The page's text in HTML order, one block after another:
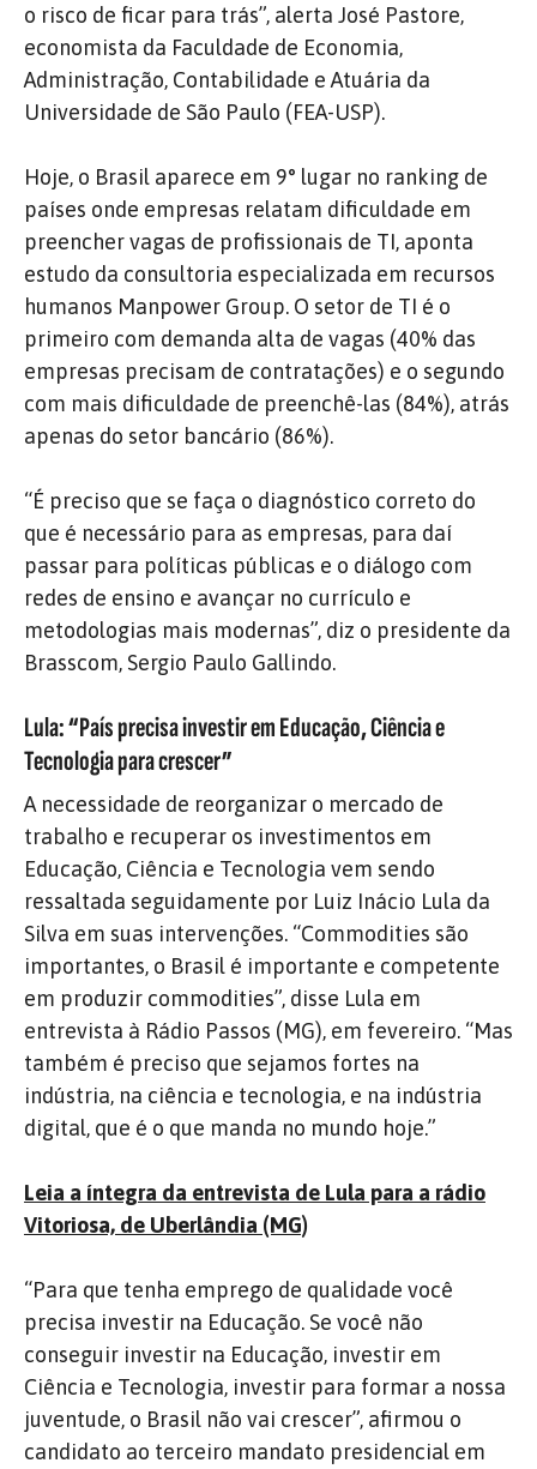
o risco de ficar para trás”, alerta José Pastore,
economista da Faculdade de Economia,
Administração, Contabilidade e Atuária da
Universidade de São Paulo (FEA-USP).
Hoje, o Brasil aparece em 9° lugar no ranking de
países onde empresas relatam dificuldade em
preencher vagas de profissionais de TI, aponta
estudo da consultoria especializada em recursos
humanos Manpower Group. O setor de TI é o
primeiro com demanda alta de vagas (40% das
empresas precisam de contratações) e o segundo
com mais dificuldade de preenchê-las (84%), atrás
apenas do setor bancário (86%).
“É preciso que se faça o diagnóstico correto do
que é necessário para as empresas, para daí
passar para políticas públicas e o diálogo com
redes de ensino e avançar no currículo e
metodologias mais modernas”, diz o presidente da
Brasscom, Sergio Paulo Gallindo.
Lula: “País precisa investir em Educação, Ciência e
Tecnologia para crescer”
A necessidade de reorganizar o mercado de
trabalho e recuperar os investimentos em
Educação, Ciência e Tecnologia vem sendo
ressaltada seguidamente por Luiz Inácio Lula da
Silva em suas intervenções. “Commodities são
importantes, o Brasil é importante e competente
em produzir commodities”, disse Lula em
entrevista à Rádio Passos (MG), em fevereiro. “Mas
também é preciso que sejamos fortes na
indústria, na ciência e tecnologia, e na indústria
digital, que é o que manda no mundo hoje.”
Leia a íntegra da entrevista de Lula para a rádio
Vitoriosa, de Uberlândia (MG)
“Para que tenha emprego de qualidade você
precisa investir na Educação. Se você não
conseguir investir na Educação, investir em
Ciência e Tecnologia, investir para formar a nossa
juventude, o Brasil não vai crescer”, afirmou o
candidato ao terceiro mandato presidencial em